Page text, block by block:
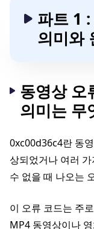
파트 1
의미와
동영상 오
의미는 무
0xc00d36c4란 동
상되었거나 여러
수 없을 때 나오는
이 오류 코드는 주
MP4 동영상이나